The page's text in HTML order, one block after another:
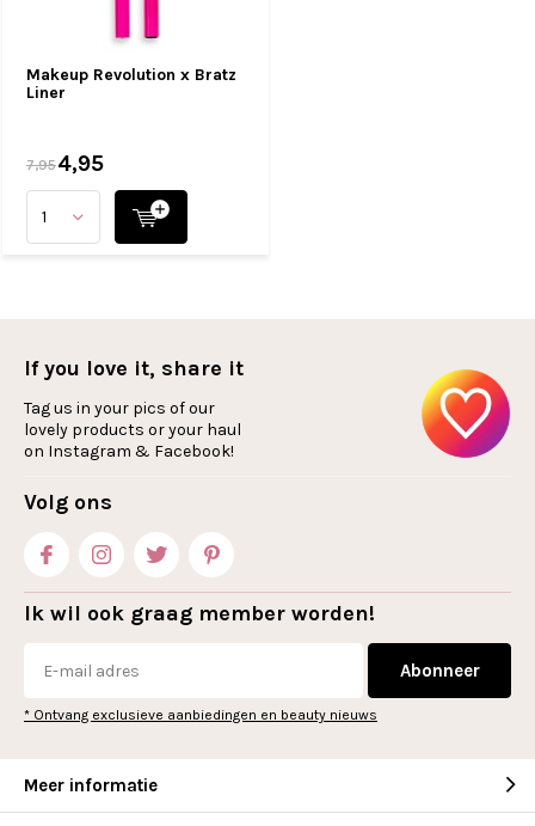
Makeup Revolution x Bratz
Liner
7,954,95
If you love it, share it
Tag us in your pics of our
lovely products or your haul
on Instagram & Facebook!
Volg ons
Ik wil ook graag member worden!
Abonneer
* Ontvang exclusieve aanbiedingen en beauty nieuws
Meer informatie